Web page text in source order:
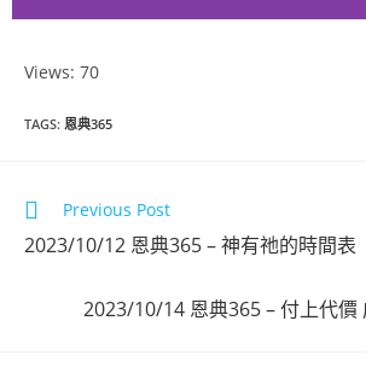
Views: 70
TAGS: 恩典365
Previous Post
2023/10/12 恩典365 – 神有祂的時間表
2023/10/14 恩典365 – 付上代價